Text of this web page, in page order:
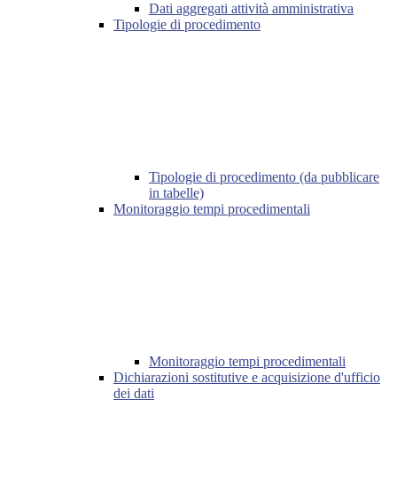
Dati aggregati attività amministrativa
Tipologie di procedimento
Tipologie di procedimento (da pubblicare
in tabelle)
Monitoraggio tempi procedimentali
Monitoraggio tempi procedimentali
Dichiarazioni sostitutive e acquisizione d'ufficio
dei dati